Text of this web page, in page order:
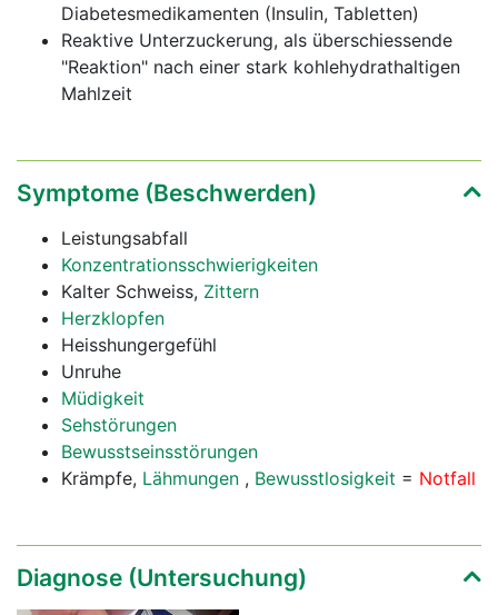
Diabetesmedikamenten (Insulin, Tabletten)
Reaktive Unterzuckerung, als überschiessende
"Reaktion" nach einer stark kohlehydrathaltigen
Mahlzeit
Symptome (Beschwerden)
Leistungsabfall
Konzentrationsschwierigkeiten
Kalter Schweiss, Zittern
Herzklopfen
Heisshungergefühl
Unruhe
Müdigkeit
Sehstörungen
Bewusstseinsstörungen
Krämpfe, Lähmungen , Bewusstlosigkeit = Notfall
Diagnose (Untersuchung)